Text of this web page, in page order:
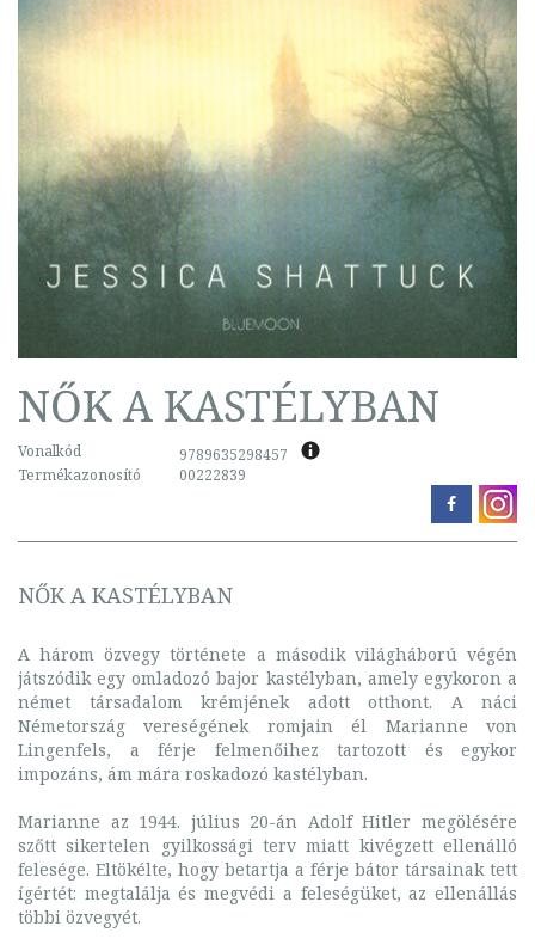
NŐK A KASTÉLYBAN
Vonalkód
9789635298457
Termékazonosító
00222839
NŐK A KASTÉLYBAN
A három özvegy története a második világháború végén
játszódik egy omladozó bajor kastélyban, amely egykoron a
német társadalom krémjének adott otthont. A náci
Németország vereségének romjain él Marianne von
Lingenfels, a férje felmenőihez tartozott és egykor
impozáns, ám mára roskadozó kastélyban.
Marianne az 1944. július 20-án Adolf Hitler megölésére
szőtt sikertelen gyilkossági terv miatt kivégzett ellenálló
felesége. Eltökélte, hogy betartja a férje bátor társainak tett
ígértét: megtalálja és megvédi a feleségüket, az ellenállás
többi özvegyét.